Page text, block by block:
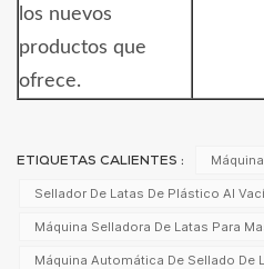
los nuevos
productos que
ofrece.
ETIQUETAS CALIENTES :
Sellador De Latas De Plástico Al
Máquina Selladora De Latas Para
Máquina Automática De Sellado De